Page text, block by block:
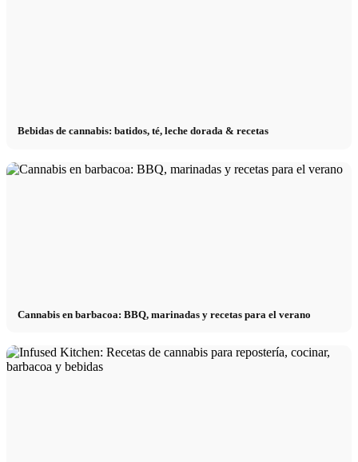
Bebidas de cannabis: batidos, té, leche dorada & recetas
Cannabis en barbacoa: BBQ, marinadas y recetas para el verano